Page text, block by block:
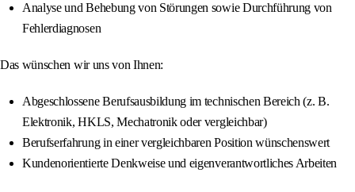
Analyse und Behebung von Störungen sowie Durchführung von
Fehlerdiagnosen
Das wünschen wir uns von Ihnen:
Abgeschlossene Berufsausbildung im technischen Bereich (z. B.
Elektronik, HKLS, Mechatronik oder vergleichbar)
Berufserfahrung in einer vergleichbaren Position wünschenswert
Kundenorientierte Denkweise und eigenverantwortliches Arbeiten